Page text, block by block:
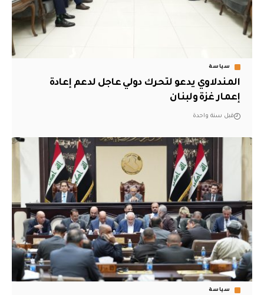
سياسة
المندلاوي يدعو لتحرك دولي عاجل لدعم إعادة
إعمار غزة ولبنان
قبل سنة واحدة
سياسة